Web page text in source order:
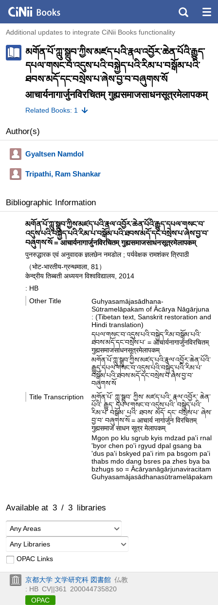
Additional updates to integrate CiNii Books functionality
མགོན་པོ་ཀླུ་སྒྲུབ་ཀྱིས་མཛད་པའི་རྣལ་འབྱོར་ཆེན་པོའི་རྒྱུད་
དཔལ་གསང་བ་འདུས་པའི་བསྐྱེད་པའི་རིམ་པ་བསྒོམ་པའི་
ཐབས་མདོ་དང་བསྲེས་པ་ཞེས་བྱ་བ་བཞུགས་སོ
आचार्यनागार्जुनविरचितम् गुह्यसमाजसाधनसूत्रमेलापकम्
Related Books: 1
Author(s)
Gyaltsen Namdol
Tripathi, Ram Shankar
Bibliographic Information
མགོན་པོ་ཀླུ་སྒྲུབ་ཀྱིས་མཛད་པའི་རྣལ་འབྱོར་ཆེན་པོའི་རྒྱུད་དཔལ་གསང་བ་
འདུས་པའི་བསྐྱེད་པའི་རིམ་པ་བསྒོམ་པའི་ཐབས་མདོ་དང་བསྲེས་པ་ཞེས་བྱ་བ་
བཞུགས་སོ = आचार्यनागार्जुनविरचितम् गुह्यसमाजसाधनसूत्रमेलापकम्
पुनरुद्धारक एवं अनुवादक ज्ञलछेन नमडोल ; पर्यवेक्षक रामशंकर त्रिपाठी
（भोट-भारतीय-ग्रन्थमाला, 81）
केन्द्रीय तिब्बती अध्ययन विश्वविद्यालय, 2014
: HB
Other Title
Guhyasamājasādhana-
Sūtramelāpakam of Ācārya Nāgārjuna
: (Tibetan text, Sanskrit restoration and
Hindi translation)
དཔལ་གསང་བ་འདུས་པའི་བསྐྱེད་རིམ་བསྒོམ་པའི་
ཐབས་མདོ་དང་བསྲེས་པ་ = आचार्यनागार्जुनविरचितम्
गुह्यसमाजसाधनसूत्रमेलापकम्
མགོན་པོ་ཀླུ་སྒྲུབ་ཀྱིས་མཛད་པའི་རྣལ་འབྱོར་ཆེན་པོའི་
རྒྱུད་དཔལ་གསང་བ་འདུས་པའི་བསྐྱེད་པའི་རིམ་པ་
བསྒོམ་པའི་ཐབས་མདོ་དང་བསྲེས་པ་ཞེས་བྱ་བ་
བཞུགས་སོ
Title Transcription
མགོན་པོ་ ཀླུ་སྠུབ་ ཀྱིས་ མཛད་པའི་ རྣལ་འབྱོར་ ཆེན་
པོའི་ རྒྱུད་ དཔལ་གསང་བ་འདུས་པའི་ བསྐྱེད་པའི་
རིམ་པ་ བསྒོམ་ པའི་ ཐབས་ མདོ་ དང་ བསྲེས་པ་ ཞེས་
བྱ་བ་ བཞུགས་སོ = आचार्य नागार्जुन विरचितम्
गुह्यसमाज साधन सूत्र मेलापकम्
Mgon po klu sgrub kyis mdzad pa'i rnal
'byor chen po'i rgyud dpal gsang ba
'dus pa'i bskyed pa'i rim pa bsgom pa'i
thabs mdo dang bsres pa zhes bya ba
bzhugs so = Ācāryanāgārjunaviracitam
Guhyasamājasādhanasūtramelāpakam
Available at 3 / 3 libraries
Any Areas
Any Libraries
OPAC Links
京都大学 文学研究科 図書館 仏教
: HB CV||361 200044735820
OPAC